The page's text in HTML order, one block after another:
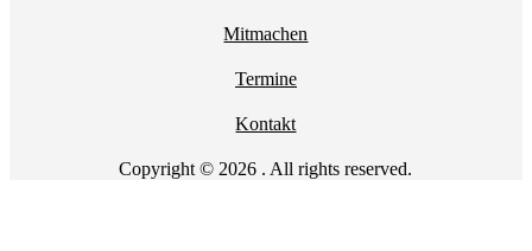
Mitmachen
Termine
Kontakt
Copyright © 2026 . All rights reserved.